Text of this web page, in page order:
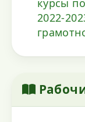
2022-